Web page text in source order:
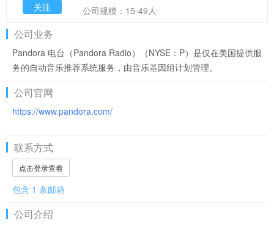
关注
公司规模：15-49人
公司业务
Pandora 电台（Pandora Radio）（NYSE：P）是仅在美国提供服
务的自动音乐推荐系统服务，由音乐基因组计划管理。
公司官网
https://www.pandora.com/
联系方式
点击登录查看
包含 1 条邮箱
公司介绍